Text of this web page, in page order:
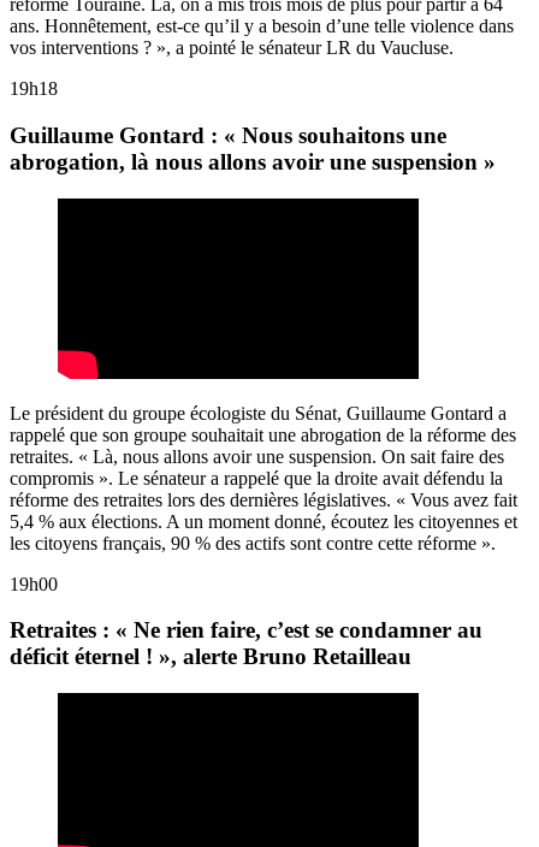
réforme Touraine. Là, on a mis trois mois de plus pour partir à 64
ans. Honnêtement, est-ce qu’il y a besoin d’une telle violence dans
vos interventions ? », a pointé le sénateur LR du Vaucluse.
19h18
Guillaume Gontard : « Nous souhaitons une
abrogation, là nous allons avoir une suspension »
Le président du groupe écologiste du Sénat, Guillaume Gontard a
rappelé que son groupe souhaitait une abrogation de la réforme des
retraites. « Là, nous allons avoir une suspension. On sait faire des
compromis ». Le sénateur a rappelé que la droite avait défendu la
réforme des retraites lors des dernières législatives. « Vous avez fait
5,4 % aux élections. A un moment donné, écoutez les citoyennes et
les citoyens français, 90 % des actifs sont contre cette réforme ».
19h00
Retraites : « Ne rien faire, c’est se condamner au
déficit éternel ! », alerte Bruno Retailleau